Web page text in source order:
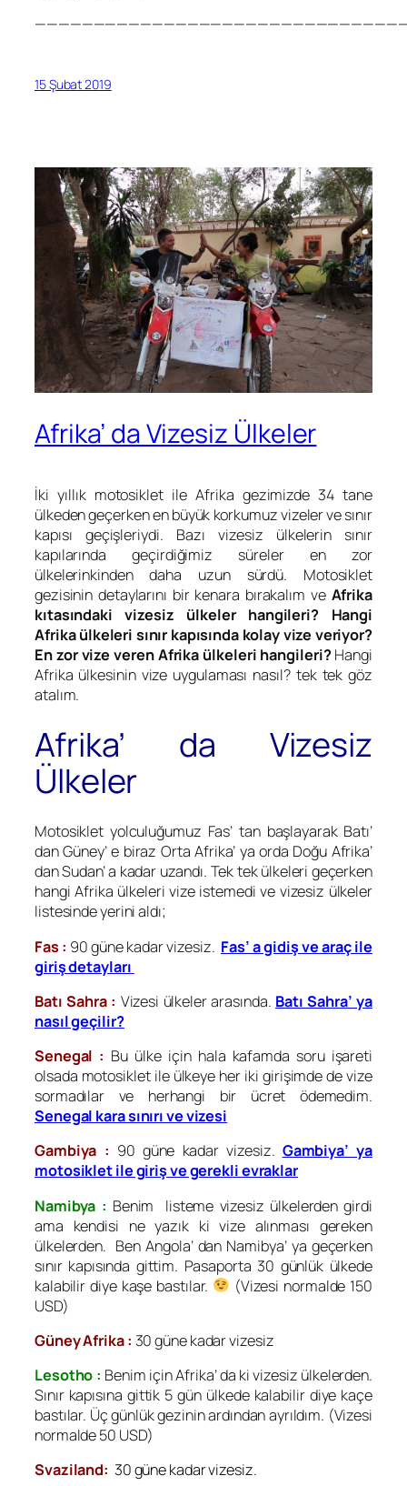
15 Şubat 2019
Afrika’ da Vizesiz Ülkeler
İki yıllık motosiklet ile Afrika gezimizde 34 tane
ülkeden geçerken en büyük korkumuz vizeler ve sınır
kapısı geçişleriydi. Bazı vizesiz ülkelerin sınır
kapılarında geçirdiğimiz süreler en zor
ülkelerinkinden daha uzun sürdü. Motosiklet
gezisinin detaylarını bir kenara bırakalım ve Afrika
kıtasındaki vizesiz ülkeler hangileri?
Hangi
Afrika ülkeleri sınır kapısında kolay vize veriyor?
En zor vize veren Afrika ülkeleri hangileri?Hangi
Afrika ülkesinin vize uygulaması nasıl? tek tek göz
atalım.
Afrika’ da Vizesiz
Ülkeler
Motosiklet yolculuğumuz Fas’ tan başlayarak Batı’
dan Güney’ e biraz Orta Afrika’ ya orda Doğu Afrika’
dan Sudan’ a kadar uzandı. Tek tek ülkeleri geçerken
hangi Afrika ülkeleri vize istemedi ve vizesiz ülkeler
listesinde yerini aldı;
Fas : 90 güne kadar vizesiz. Fas’ a gidiş ve araç ile
giriş detayları
Batı Sahra : Vizesi ülkeler arasında. Batı Sahra’ ya
nasıl geçilir?
Senegal : Bu ülke için hala kafamda soru işareti
olsada motosiklet ile ülkeye her iki girişimde de vize
sormadılar ve herhangi bir ücret ödemedim.
Senegal kara sınırı ve vizesi
Gambiya : 90 güne kadar vizesiz. Gambiya’ ya
motosiklet ile giriş ve gerekli evraklar
Namibya : Benim listeme vizesiz ülkelerden girdi
ama kendisi ne yazık ki vize alınması gereken
ülkelerden. Ben Angola’ dan Namibya’ ya geçerken
sınır kapısında gittim. Pasaporta 30 günlük ülkede
kalabilir diye kaşe bastılar.
(Vizesi normalde 150
USD)
Güney Afrika : 30 güne kadar vizesiz
Lesotho : Benim için Afrika’ da ki vizesiz ülkelerden.
Sınır kapısına gittik 5 gün ülkede kalabilir diye kaçe
bastılar. Üç günlük gezinin ardından ayrıldım. (Vizesi
normalde 50 USD)
Svaziland: 30 güne kadar vizesiz.